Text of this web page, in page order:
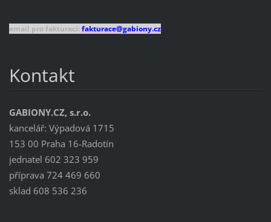
email pro fakturaci: fakturace@gabiony.cz
Kontakt
GABIONY.CZ, s.r.o.
kancelář: Výpadová 1715
153 00 Praha 16-Radotín
jednatel 602 323 959
příprava 724 469 660
sklad 608 536 236